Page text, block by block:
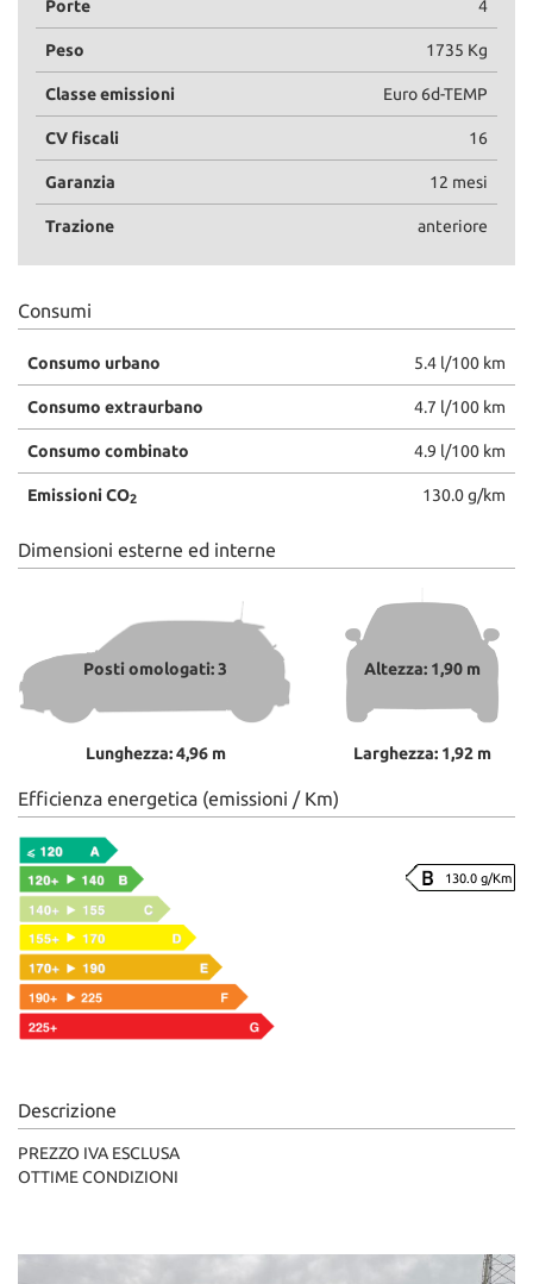
Porte 4
Peso 1735 Kg
Classe emissioni Euro 6d-TEMP
CV fiscali 16
Garanzia 12 mesi
Trazione anteriore
Consumi
Consumo urbano 5.4 l/100 km
Consumo extraurbano 4.7 l/100 km
Consumo combinato 4.9 l/100 km
Emissioni CO2 130.0 g/km
Dimensioni esterne ed interne
Posti omologati: 3
Lunghezza: 4,96 m
Altezza: 1,90 m
Larghezza: 1,92 m
Efficienza energetica (emissioni / Km)
130.0 g/Km
Descrizione
PREZZO IVA ESCLUSA
OTTIME CONDIZIONI